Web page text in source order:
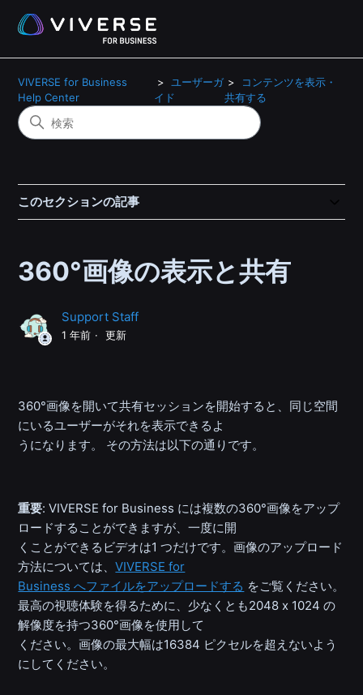
VIVERSE for Business
Help Center
ユーザーガ
イド
コンテンツを表示・
共有する
このセクションの記事
360°画像の表示と共有
Support Staff
1 年前 更新
360°画像を開いて共有セッションを開始すると、同じ空間
にいるユーザーがそれを表示できるよ
うになります。 その方法は以下の通りです。
重要: VIVERSE for Business には複数の360°画像をアップ
ロードすることができますが、一度に開
くことができるビデオは1 つだけです。画像のアップロード
方法については、VIVERSE for
Business へファイルをアップロードする をご覧ください。
最高の視聴体験を得るために、少なくとも2048 x 1024 の
解像度を持つ360°画像を使用して
ください。画像の最大幅は16384 ピクセルを超えないよう
にしてください。